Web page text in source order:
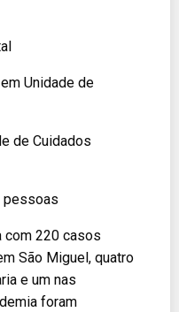
Unidade de
de Cuidados
pessoas
com 220 casos
São Miguel, quatro
e um nas
foram